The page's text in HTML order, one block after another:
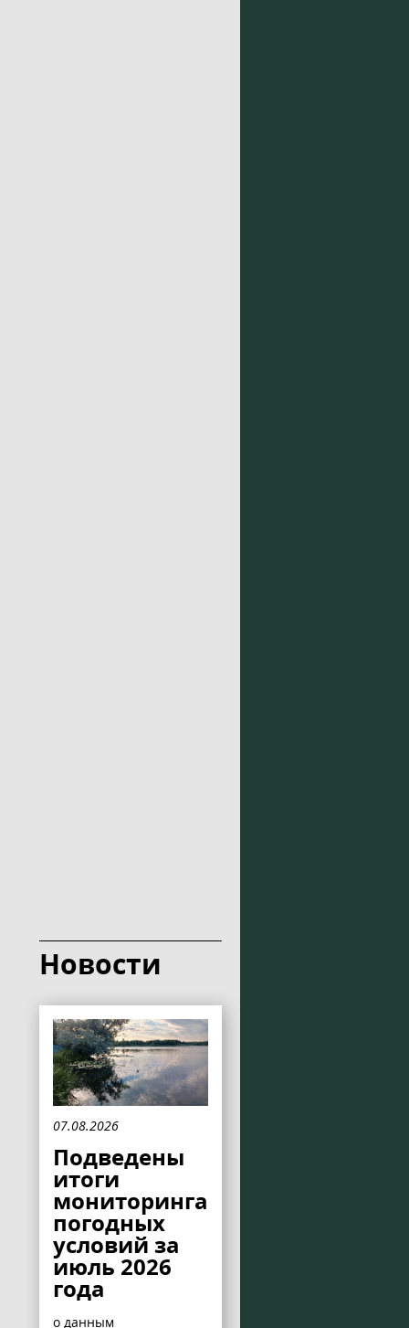
Новости
07.08.2026
Подведены
итоги
мониторинга
погодных
условий за
июль 2026
года
о данным